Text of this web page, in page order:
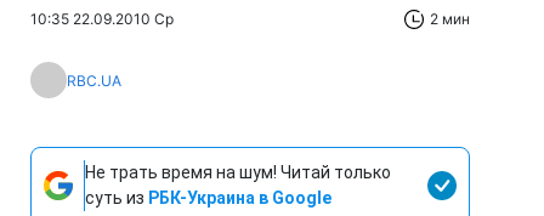
10:35 22.09.2010 Ср 2 мин
RBC.UA
Не трать время на шум! Читай только
суть из РБК-Украина в Google